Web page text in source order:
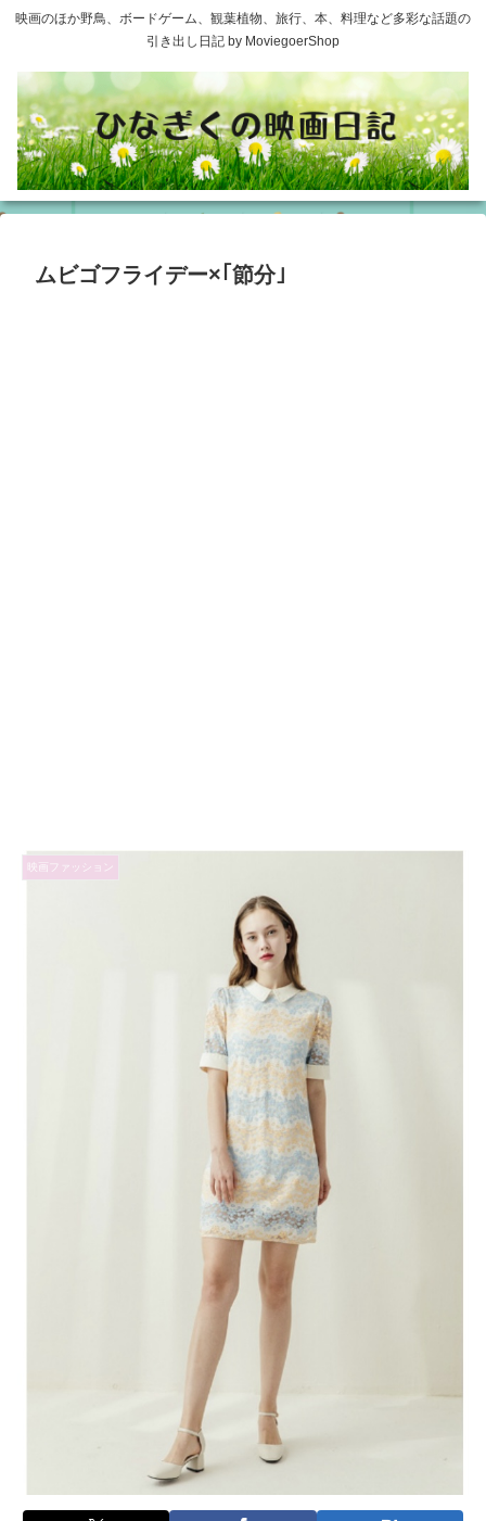
映画のほか野鳥、ボードゲーム、観葉植物、旅行、本、料理など多彩な話題の
引き出し日記 by MoviegoerShop
ムビゴフライデー×｢節分｣
映画ファッション